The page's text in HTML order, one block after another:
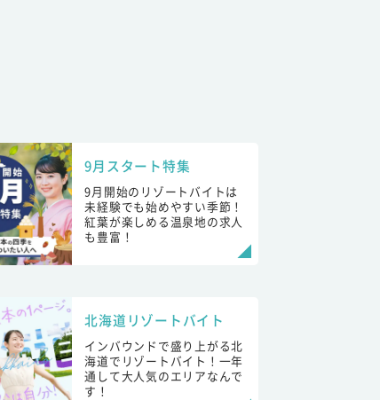
9月スタート特集
9月開始のリゾートバイトは
未経験でも始めやすい季節！
紅葉が楽しめる温泉地の求人
も豊富！
北海道リゾートバイト
インバウンドで盛り上がる北
海道でリゾートバイト！一年
通して大人気のエリアなんで
す！